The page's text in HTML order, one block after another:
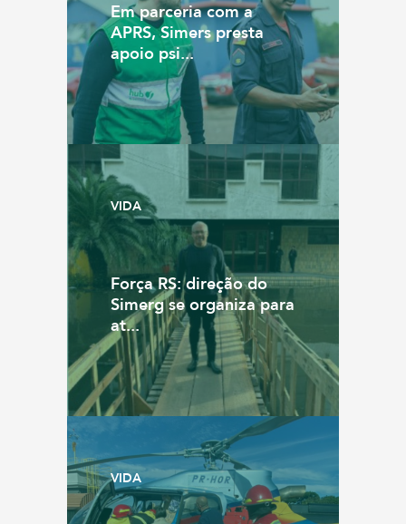
Em parceria com a
APRS, Simers presta
apoio psi...
VIDA
Força RS: direção do
Simerg se organiza para
at...
VIDA